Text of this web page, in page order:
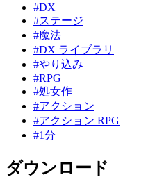
#DX
#ステージ
#魔法
#DX ライブラリ
#やり込み
#RPG
#処女作
#アクション
#アクション RPG
#1分
ダウンロード